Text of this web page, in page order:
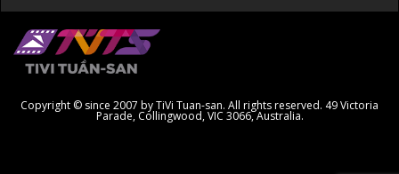
Copyright © since 2007 by TiVi Tuan-san. All rights reserved. 49 Victoria
Parade, Collingwood, VIC 3066, Australia.